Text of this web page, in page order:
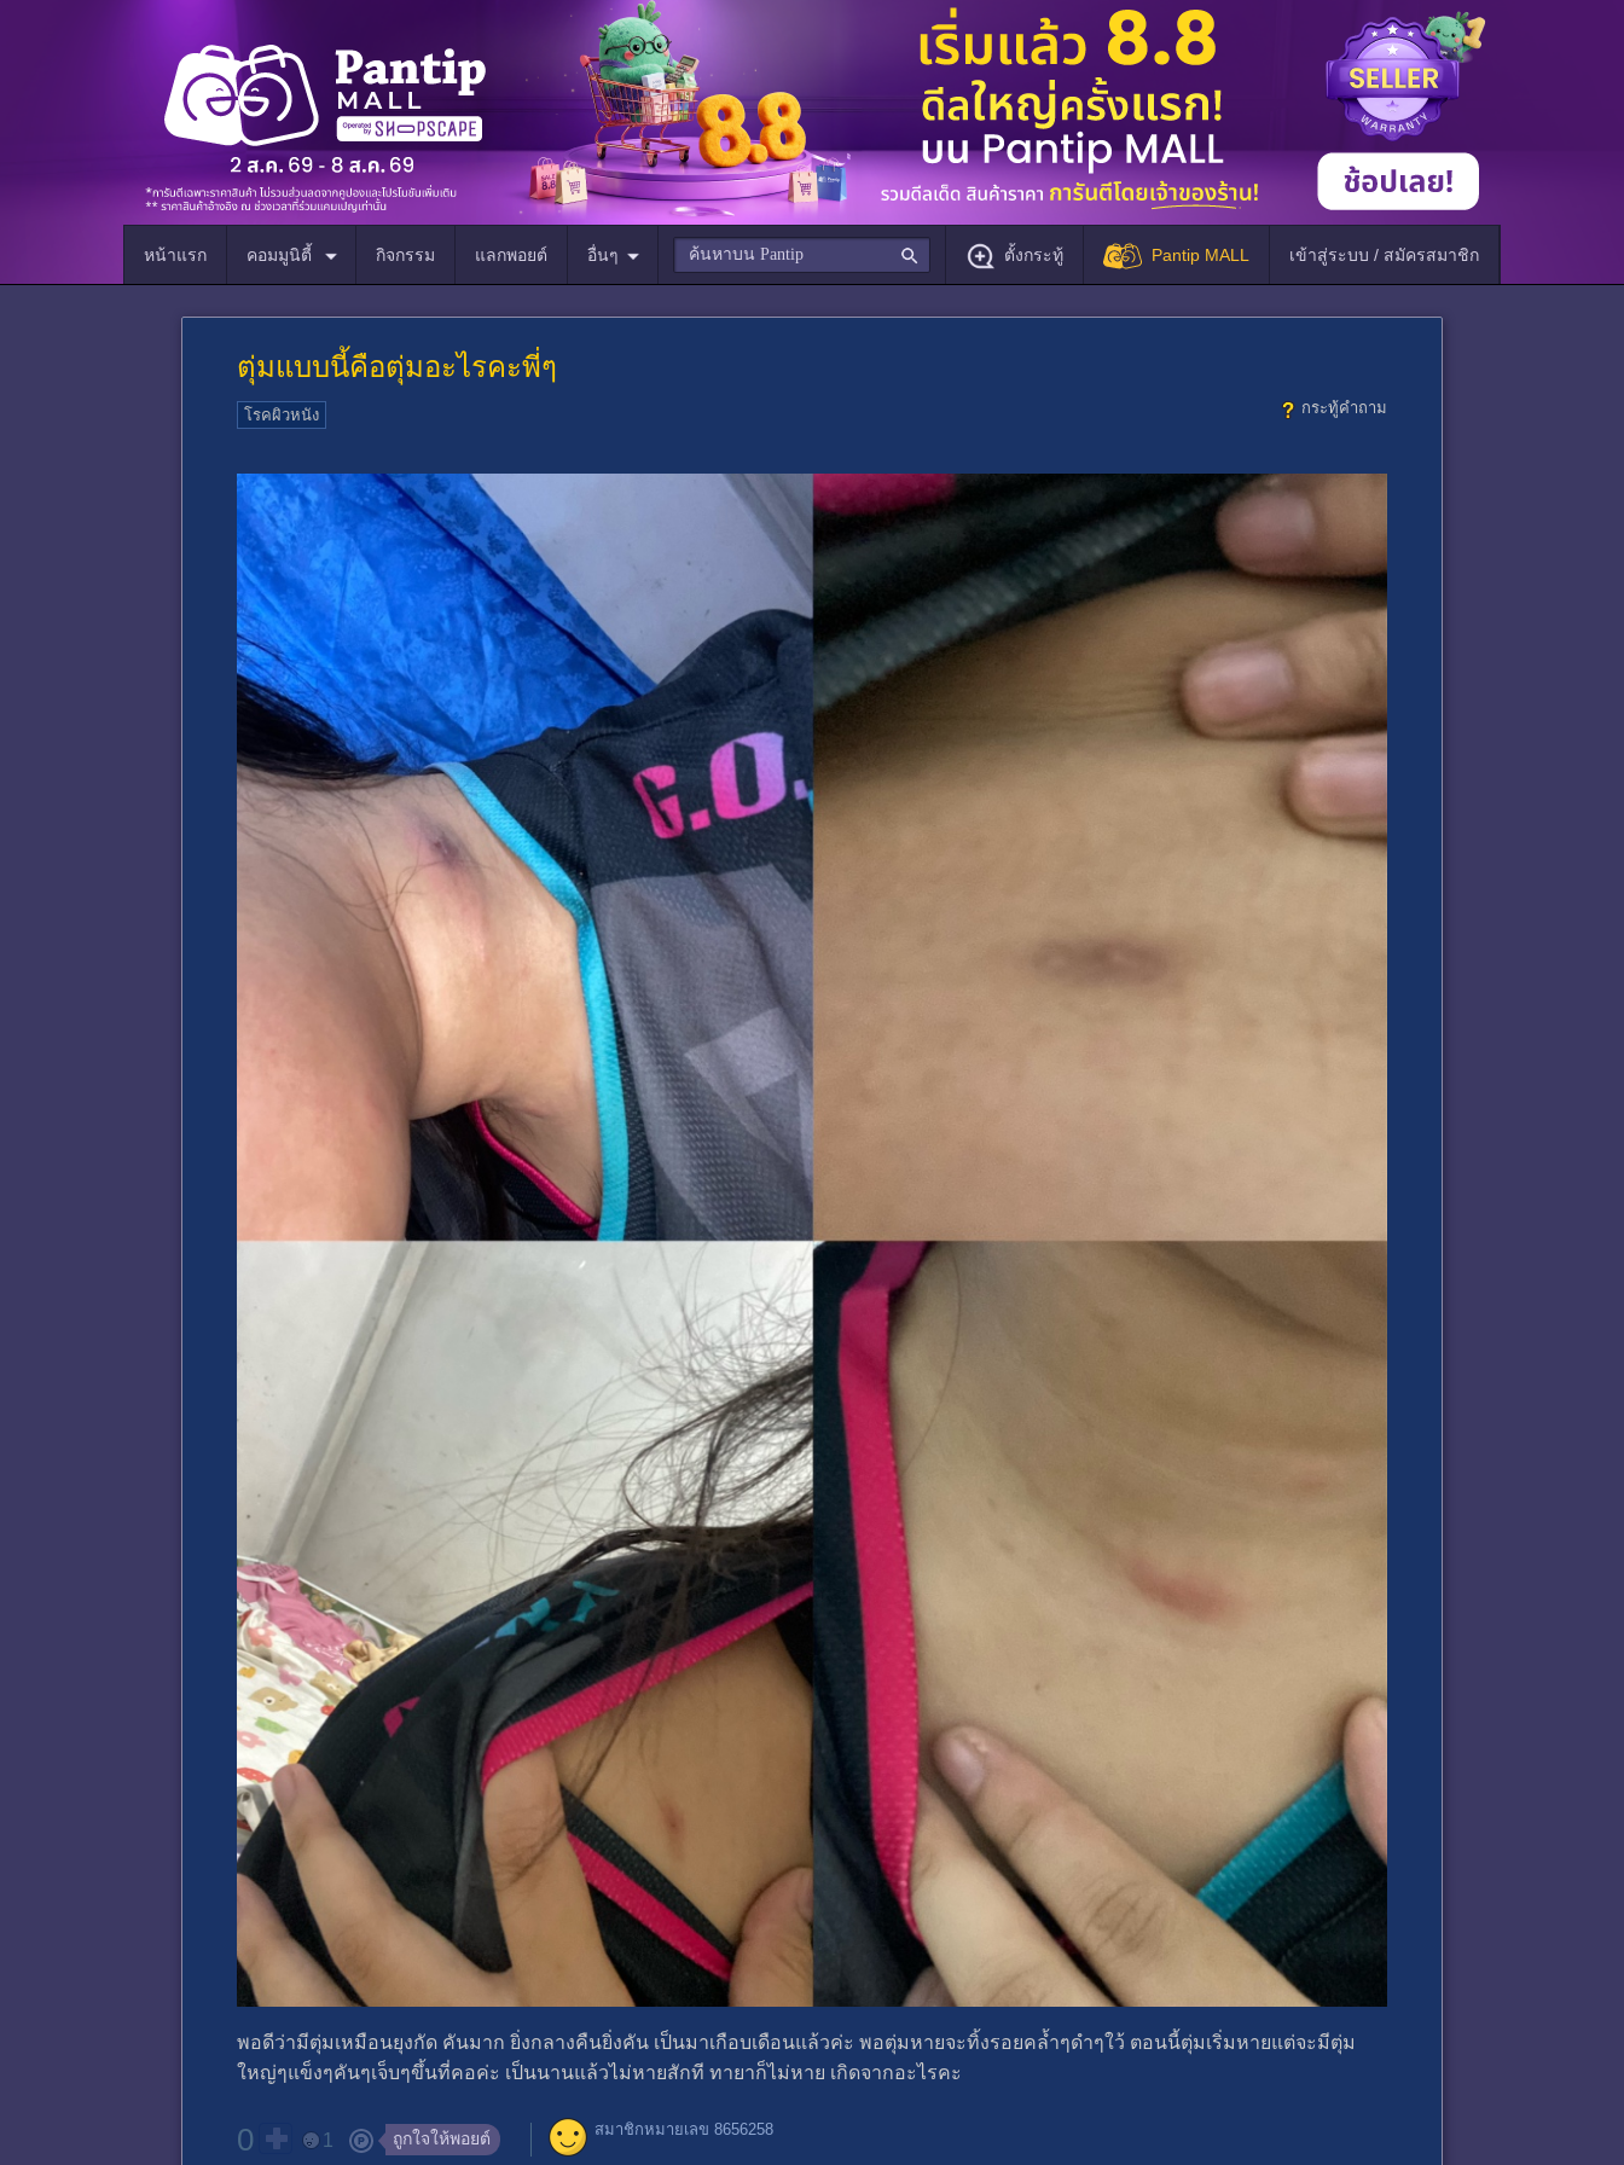
หน้าแรก คอมมูนิตี้ กิจกรรม แลกพอยต์ อื่นๆ ตั้งกระทู้ Pantip MALL เข้าสู่ระบบ / สมัครสมาชิก
ตุ่มแบบนี้คือตุ่มอะไรคะพี่ๆ
กระทู้คำถาม
โรคผิวหนัง
พอดีว่ามีตุ่มเหมือนยุงกัด คันมาก ยิ่งกลางคืนยิ่งคัน เป็นมาเกือบเดือนแล้วค่ะ พอตุ่มหายจะทิ้งรอยคล้ำๆดำๆใว้ ตอนนี้ตุ่มเริ่มหายแต่จะมีตุ่ม
ใหญ่ๆแข็งๆคันๆเจ็บๆขึ้นที่คอค่ะ เป็นนานแล้วไม่หายสักที ทายาก็ไม่หาย เกิดจากอะไรคะ
0 1 ถูกใจให้พอยต์ สมาชิกหมายเลข 8656258